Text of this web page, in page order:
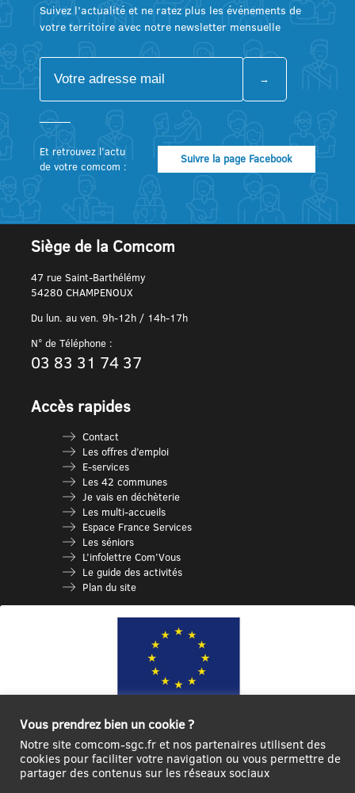
Suivez l’actualité et ne ratez plus les événements de
votre territoire avec notre newsletter mensuelle
Et retrouvez l’actu
de votre comcom :
Suivre la page Facebook
Siège de la Comcom
47 rue Saint-Barthélémy
54280 CHAMPENOUX
Du lun. au ven. 9h-12h / 14h-17h
N° de Téléphone :
03 83 31 74 37
Accès rapides
Contact
Les offres d’emploi
E-services
Les 42 communes
Je vais en déchèterie
Les multi-accueils
Espace France Services
Les séniors
L’infolettre Com’Vous
Le guide des activités
Plan du site
Ce site internet a été cofinancé par l’Union européenne avec le Fonds
Européen de Développement Régional à hauteur de 12 572€
Vous prendrez bien un cookie ?
Notre site comcom-sgc.fr et nos partenaires utilisent des
cookies pour faciliter votre navigation ou vous permettre de
partager des contenus sur les réseaux sociaux